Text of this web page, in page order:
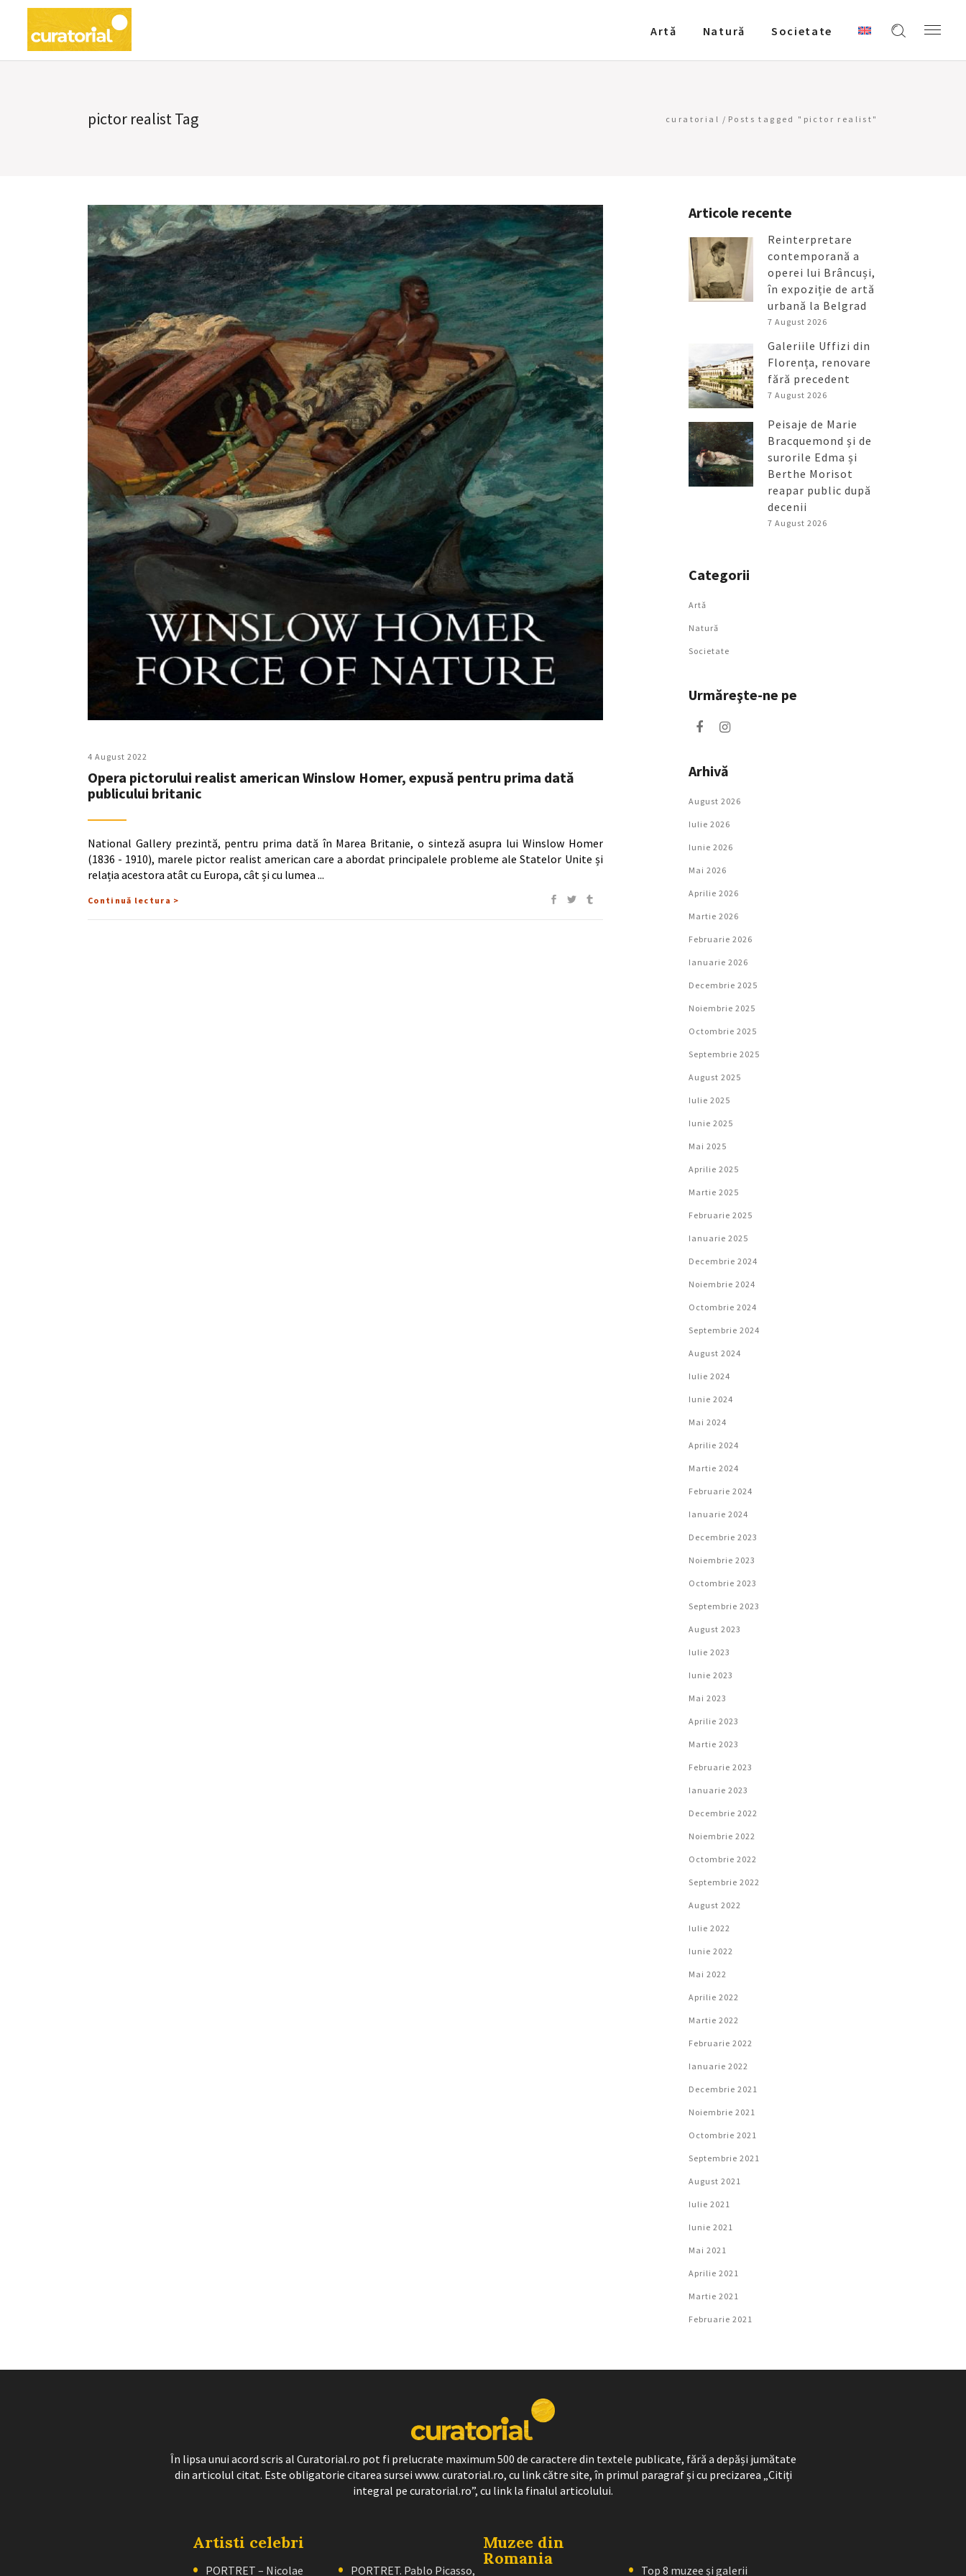
Artǎ Natură Societate
pictor realist Tag curatorial / Posts tagged "pictor realist"
4 August 2022
Opera pictorului realist american Winslow Homer, expusă pentru prima dată
publicului britanic
National Gallery prezintă, pentru prima dată în Marea Britanie, o sinteză asupra lui Winslow Homer
(1836 - 1910), marele pictor realist american care a abordat principalele probleme ale Statelor Unite și
relația acestora atât cu Europa, cât și cu lumea
Continuă lectura >
Articole recente
Reinterpretare
contemporană a
operei lui Brâncuși,
în expoziție de artă
urbană la Belgrad
7 August 2026
Galeriile Uffizi din
Florența, renovare
fără precedent
7 August 2026
Peisaje de Marie
Bracquemond și de
surorile Edma și
Berthe Morisot
reapar public după
decenii
7 August 2026
Categorii
Artǎ
Natură
Societate
Urmăreşte-ne pe
Arhivă
August 2026
Iulie 2026
Iunie 2026
Mai 2026
Aprilie 2026
Martie 2026
Februarie 2026
Ianuarie 2026
Decembrie 2025
Noiembrie 2025
Octombrie 2025
Septembrie 2025
August 2025
Iulie 2025
Iunie 2025
Mai 2025
Aprilie 2025
Martie 2025
Februarie 2025
Ianuarie 2025
Decembrie 2024
Noiembrie 2024
Octombrie 2024
Septembrie 2024
August 2024
Iulie 2024
Iunie 2024
Mai 2024
Aprilie 2024
Martie 2024
Februarie 2024
Ianuarie 2024
Decembrie 2023
Noiembrie 2023
Octombrie 2023
Septembrie 2023
August 2023
Iulie 2023
Iunie 2023
Mai 2023
Aprilie 2023
Martie 2023
Februarie 2023
Ianuarie 2023
Decembrie 2022
Noiembrie 2022
Octombrie 2022
Septembrie 2022
August 2022
Iulie 2022
Iunie 2022
Mai 2022
Aprilie 2022
Martie 2022
Februarie 2022
Ianuarie 2022
Decembrie 2021
Noiembrie 2021
Octombrie 2021
Septembrie 2021
August 2021
Iulie 2021
Iunie 2021
Mai 2021
Aprilie 2021
Martie 2021
Februarie 2021
În lipsa unui acord scris al Curatorial.ro pot fi prelucrate maximum 500 de caractere din textele publicate, fără a depăși jumătate
din articolul citat. Este obligatorie citarea sursei www. curatorial.ro, cu link către site, în primul paragraf și cu precizarea „Citiți
integral pe curatorial.ro”, cu link la finalul articolului.
Artisti celebri
PORTRET – Nicolae PORTRET. Pablo Picasso,
Muzee din
Romania
Top 8 muzee și galerii